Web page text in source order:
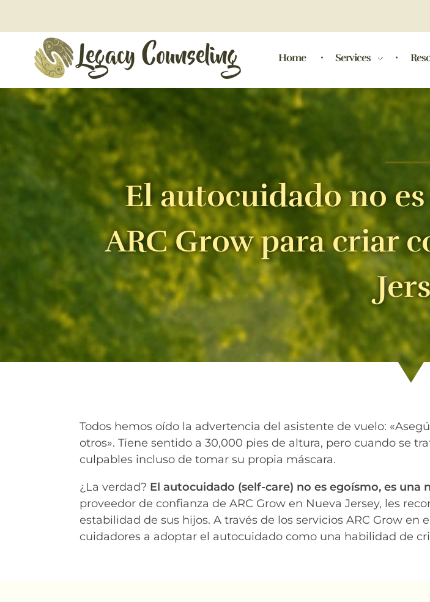
Legacy Counseling, LLC
Therapists in New Jersey
Home Services
El autocuidado no
ARC Grow para criar
Todos hemos oído la advertencia del asistente de vuelo:
otros». Tiene sentido a 30,000 pies de altura, pero cuando se
culpables incluso de tomar su propia máscara.
¿La verdad? El autocuidado (self-care) no es egoísmo, es una
proveedor de confianza de ARC Grow en Nueva Jersey, les
estabilidad de sus hijos. A través de los servicios ARC Grow en
cuidadores a adoptar el autocuidado como una habilidad de